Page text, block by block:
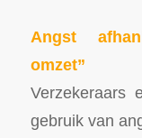
Angst
omzet”
Verzekeraars
gebruik van